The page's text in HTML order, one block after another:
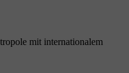
mit internationalem